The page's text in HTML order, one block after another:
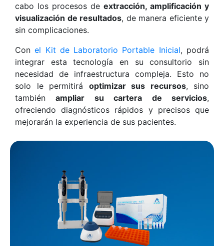
cabo los procesos de extracción, amplificación y
visualización de resultados, de manera eficiente y
sin complicaciones.
Conel Kit de Laboratorio Portable Inicial, podrá
integrar esta tecnología en su consultorio sin
necesidad de infraestructura compleja. Esto no
solo le permitirá optimizar sus recursos, sino
tambiénampliar su cartera de servicios,
ofreciendo diagnósticos rápidos y precisos que
mejorarán la experiencia de sus pacientes.